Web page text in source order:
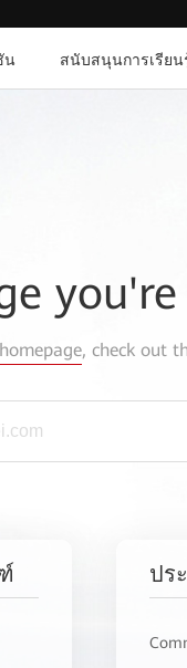
น สนับสนุนการเรียน
homepage, check out
ปร